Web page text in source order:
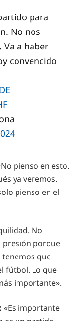
para
No nos
a haber
convencido
pienso en esto.
ya veremos.
pienso en el
No
presión porque
que
fútbol. Lo que
importante».
«Es importante